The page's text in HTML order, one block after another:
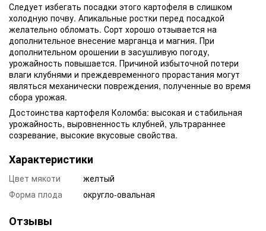
Следует избегать посадки этого картофеля в слишком
холодную почву. Апикальные ростки перед посадкой
желательно обломать. Сорт хорошо отзывается на
дополнительное внесение марганца и магния. При
дополнительном орошении в засушливую погоду,
урожайность повышается. Причиной избыточной потери
влаги клубнями и преждевременного прорастания могут
являться механически повреждения, полученные во время
сбора урожая.
Достоинства картофеля Коломба: высокая и стабильная
урожайность, выровненность клубней, ультрараннее
созревание, высокие вкусовые свойства.
Характеристики
Цвет мякоти
желтый
Форма плода
округло-овальная
Отзывы